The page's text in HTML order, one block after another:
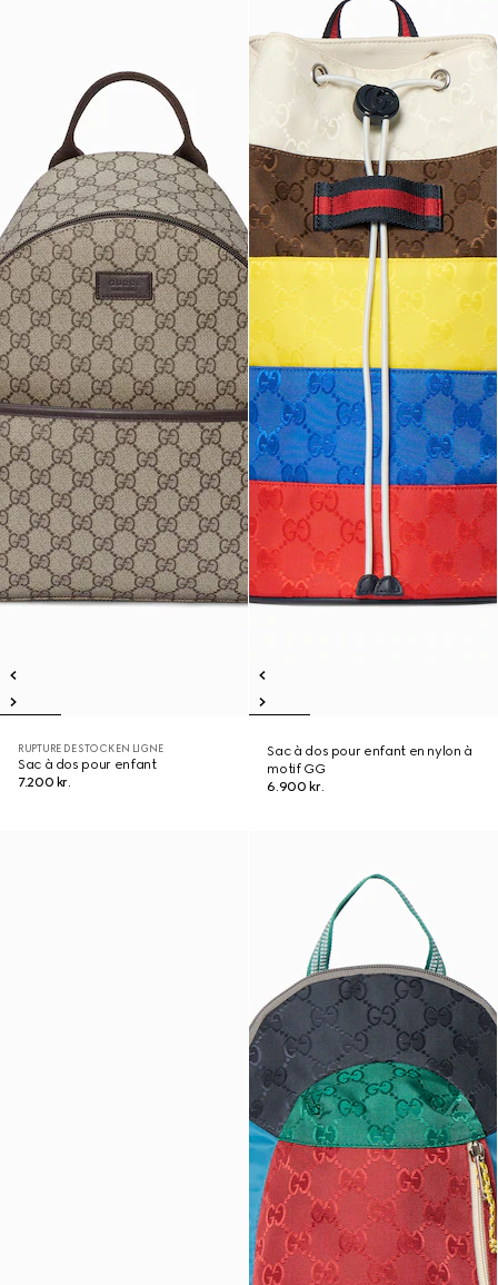
RUPTURE DE STOCK EN LIGNE
Sac à dos pour enfant
7.200 kr.
Sac à dos pour enfant en nylon à
motif GG
6.900 kr.